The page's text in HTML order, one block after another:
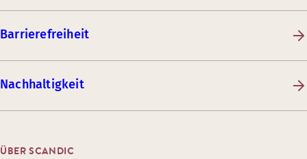
Barrierefreiheit
Nachhaltigkeit
ÜBER SCANDIC